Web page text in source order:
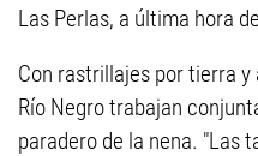
Las Perlas, a última hora
Con rastrillajes por tierra y
Río Negro trabajan
paradero de la nena. "Las